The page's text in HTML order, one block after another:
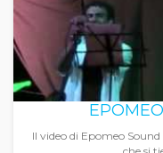
Il video di Epomeo
che si